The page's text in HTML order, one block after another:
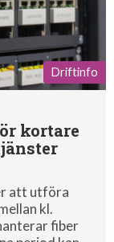
Driftinfo
kortare
att utföra
kl.
fiber